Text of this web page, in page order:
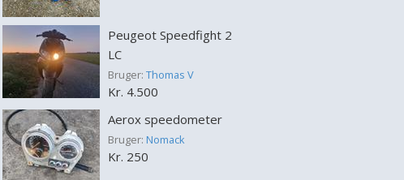
Peugeot Speedfight 2
LC
Bruger: Thomas V
Kr. 4.500
Aerox speedometer
Bruger: Nomack
Kr. 250